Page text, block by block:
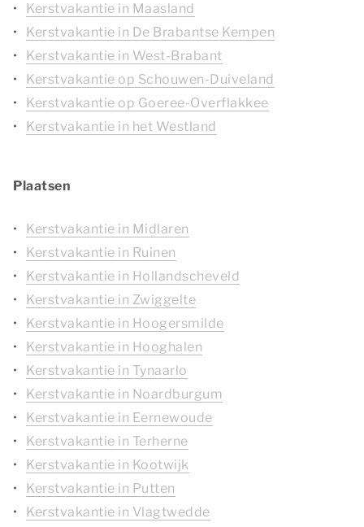
Kerstvakantie in Maasland
Kerstvakantie in De Brabantse Kempen
Kerstvakantie in West-Brabant
Kerstvakantie op Schouwen-Duiveland
Kerstvakantie op Goeree-Overflakkee
Kerstvakantie in het Westland
Plaatsen
Kerstvakantie in Midlaren
Kerstvakantie in Ruinen
Kerstvakantie in Hollandscheveld
Kerstvakantie in Zwiggelte
Kerstvakantie in Hoogersmilde
Kerstvakantie in Hooghalen
Kerstvakantie in Tynaarlo
Kerstvakantie in Noardburgum
Kerstvakantie in Eernewoude
Kerstvakantie in Terherne
Kerstvakantie in Kootwijk
Kerstvakantie in Putten
Kerstvakantie in Vlagtwedde